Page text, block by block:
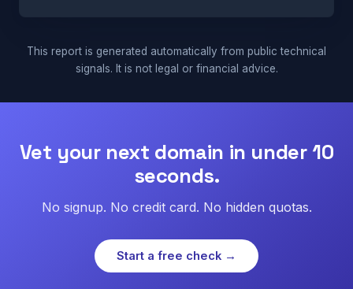
This report is generated automatically from public technical
signals. It is not legal or financial advice.
Vet your next domain in under 10
seconds.
No signup. No credit card. No hidden quotas.
Start a free check →